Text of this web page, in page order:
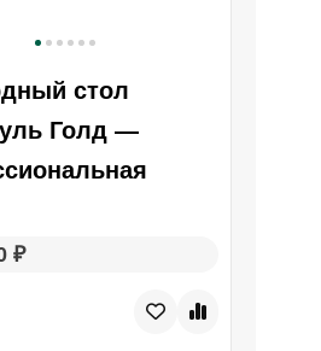
стол
Голд —
₽